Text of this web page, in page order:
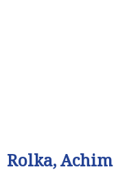
Rolka, Achim